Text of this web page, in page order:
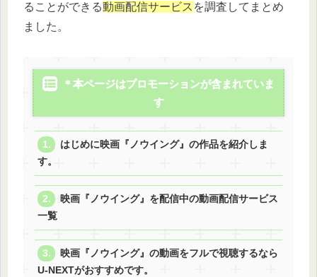
ることができる動画配信サービス を調査してまとめ
ました。
＊本ページはプロモーションが含まれていま
す
はじめに映画『ノウイング』の作品を紹介しま
す。
映画『ノウイング』を配信中の動画配信サービス
一覧
映画『ノウイング』の動画をフルで視聴するなら
U-NEXTがおすすめです。